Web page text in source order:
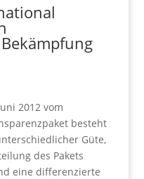
2012 vom
besteht
Güte,
des Pakets
eine differenzierte